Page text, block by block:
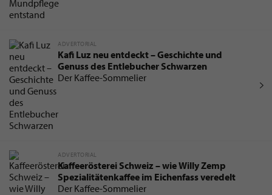
ADVERTORIAL
Kafi Luz neu entdeckt – Geschichte und
Genuss des Entlebucher Schwarzen
Der Kaffee-Sommelier
ADVERTORIAL
Kaffeerösterei Schweiz – wie Willy Zemp
Spezialitätenkaffee im Eichenfass veredelt
Der Kaffee-Sommelier